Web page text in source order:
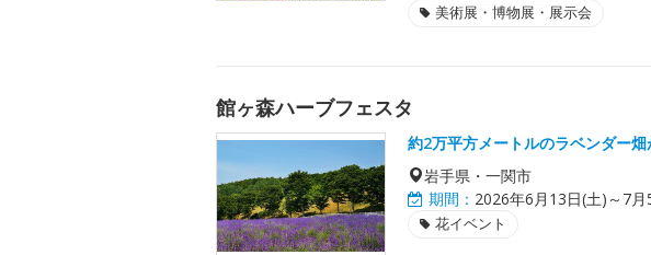
美術展・博物展・展示会
館ヶ森ハーブフェスタ
約2万平方メートルのラベンダー畑
岩手県・一関市
期間： 2026年6月13日(土)～7月
花イベント